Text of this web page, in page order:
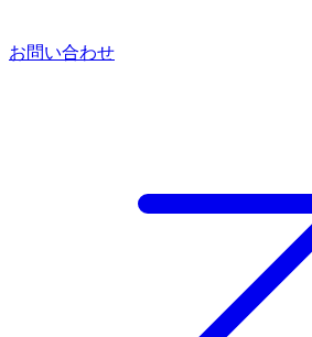
お問い合わせ